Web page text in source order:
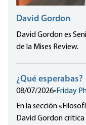
David Gordon
David Gordon es
de la Mises Review.
¿Qué esperabas?
08/07/2026• Friday
En la sección
David Gordon